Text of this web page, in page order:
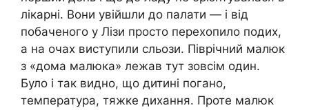
лікарні. Вони увійшли до палати — і від
побаченого у Лізи просто перехопило подих,
а на очах виступили сльози. Піврічний малюк
з «дома малюка» лежав тут зовсім один.
Було і так видно, що дитині погано,
температура, тяжке дихання. Проте малюк